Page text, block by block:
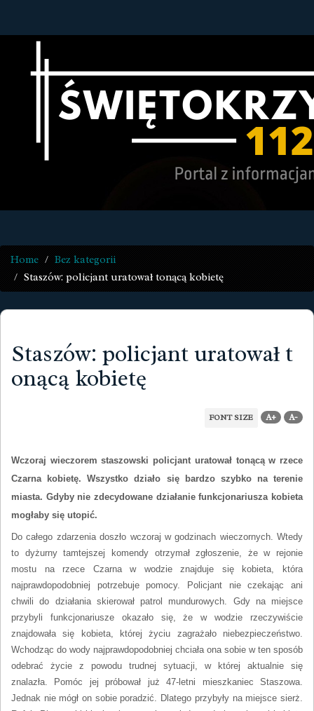
Home
Bez kategorii
Staszów: policjant uratował tonącą kobietę
Staszów: policjant uratował t
onącą kobietę
FONT SIZE A+ A-
Wczoraj wieczorem staszowski policjant uratował tonącą w rzece
Czarna kobietę. Wszystko działo się bardzo szybko na terenie
miasta. Gdyby nie zdecydowane działanie funkcjonariusza kobieta
mogłaby się utopić.
Do całego zdarzenia doszło wczoraj w godzinach wieczornych. Wtedy
to dyżurny tamtejszej komendy otrzymał zgłoszenie, że w rejonie
mostu na rzece Czarna w wodzie znajduje się kobieta, która
najprawdopodobniej potrzebuje pomocy. Policjant nie czekając ani
chwili do działania skierował patrol mundurowych. Gdy na miejsce
przybyli funkcjonariusze okazało się, że w wodzie rzeczywiście
znajdowała się kobieta, której życiu zagrażało niebezpieczeństwo.
Wchodząc do wody najprawdopodobniej chciała ona sobie w ten sposób
odebrać życie z powodu trudnej sytuacji, w której aktualnie się
znalazła. Pomóc jej próbował już 47-letni mieszkaniec Staszowa.
Jednak nie mógł on sobie poradzić. Dlatego przybyły na miejsce sierż.